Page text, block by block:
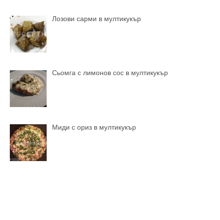
Лозови сарми в мултикукър
Сьомга с лимонов сос в мултикукър
Миди с ориз в мултикукър